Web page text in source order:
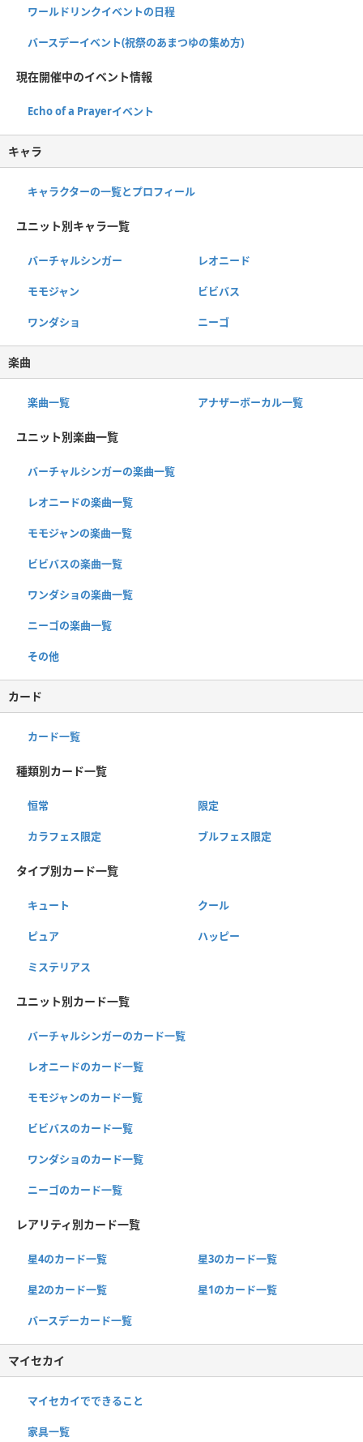
ワールドリンクイベントの日程
バースデーイベント(祝祭のあまつゆの集め方)
現在開催中のイベント情報
Echo of a Prayerイベント
キャラ
キャラクターの一覧とプロフィール
ユニット別キャラ一覧
バーチャルシンガー レオニード
モモジャン ビビバス
ワンダショ ニーゴ
楽曲
楽曲一覧 アナザーボーカル一覧
ユニット別楽曲一覧
バーチャルシンガーの楽曲一覧
レオニードの楽曲一覧
モモジャンの楽曲一覧
ビビバスの楽曲一覧
ワンダショの楽曲一覧
ニーゴの楽曲一覧
その他
カード
カード一覧
種類別カード一覧
恒常 限定
カラフェス限定 ブルフェス限定
タイプ別カード一覧
キュート クール
ピュア ハッピー
ミステリアス
ユニット別カード一覧
バーチャルシンガーのカード一覧
レオニードのカード一覧
モモジャンのカード一覧
ビビバスのカード一覧
ワンダショのカード一覧
ニーゴのカード一覧
レアリティ別カード一覧
星4のカード一覧 星3のカード一覧
星2のカード一覧 星1のカード一覧
バースデーカード一覧
マイセカイ
マイセカイでできること
家具一覧